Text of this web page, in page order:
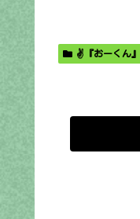
✌️『おーくん